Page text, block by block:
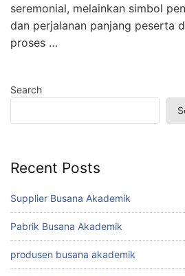
seremonial, melainkan simbol
dan perjalanan panjang peserta
proses …
Search
Recent Posts
Supplier Busana Akademik
Pabrik Busana Akademik
produsen busana akademik